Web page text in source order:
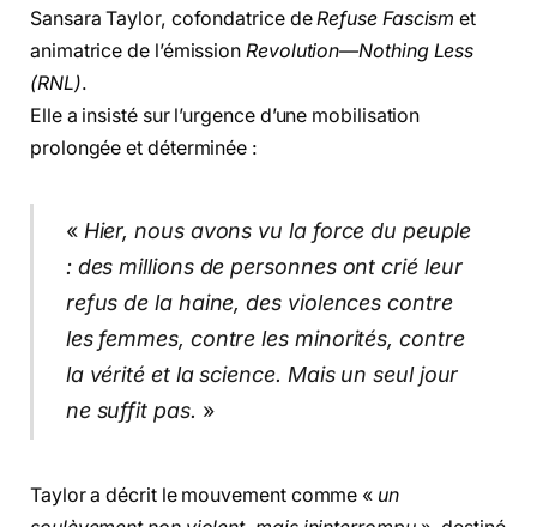
Sansara Taylor, cofondatrice de Refuse Fascism et
animatrice de l’émission Revolution—Nothing Less
(RNL).
Elle a insisté sur l’urgence d’une mobilisation
prolongée et déterminée :
« Hier, nous avons vu la force du peuple
: des millions de personnes ont crié leur
refus de la haine, des violences contre
les femmes, contre les minorités, contre
la vérité et la science. Mais un seul jour
ne suffit pas. »
Taylor a décrit le mouvement comme « un